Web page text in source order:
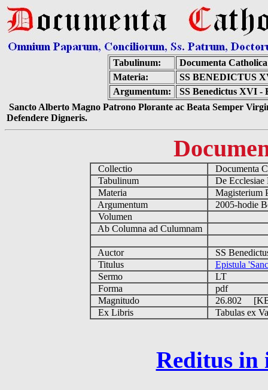
Tabulinum:
Documenta
Materia:
SS BENEDICTUS
Argumentum:
SS Benedictus XVI -
Sancto Alberto Magno Patrono Plorante ac Beata Semper
Defendere Digneris.
Collectio
Documenta
Tabulinum
De
Materia
Magisterium
Argumentum
2005-hodie
Volumen
Ab Columna ad Culumnam
Auctor
SS
Titulus
Epistula
Sermo
LT
Forma
pdf
Magnitudo
26.802
Ex Libris
Tabulas ex
Reditus in